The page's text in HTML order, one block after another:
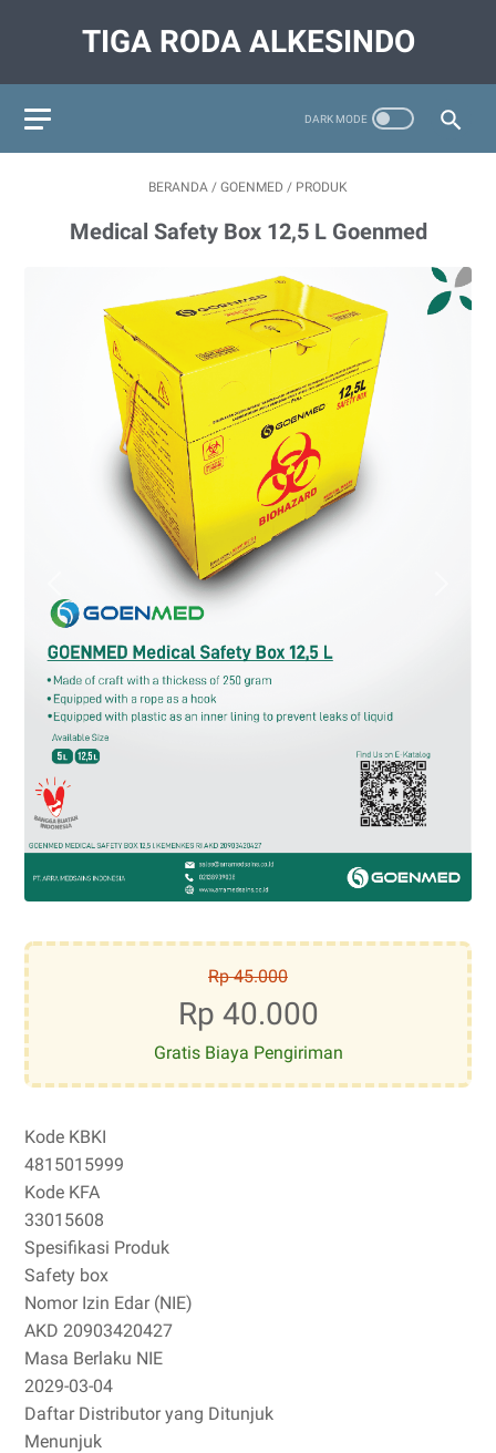
TIGA RODA ALKESINDO
BERANDA / GOENMED / PRODUK
Medical Safety Box 12,5 L Goenmed
Rp 45.000
Rp 40.000
Gratis Biaya Pengiriman
Kode KBKI
4815015999
Kode KFA
33015608
Spesifikasi Produk
Safety box
Nomor Izin Edar (NIE)
AKD 20903420427
Masa Berlaku NIE
2029-03-04
Daftar Distributor yang Ditunjuk
Menunjuk